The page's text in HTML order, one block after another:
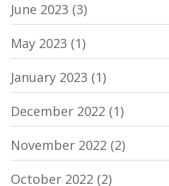
June 2023 (3)
May 2023 (1)
January 2023 (1)
December 2022 (1)
November 2022 (2)
October 2022 (2)